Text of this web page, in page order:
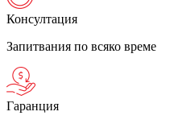
Консултация
Запитвания по всяко време
Гаранция